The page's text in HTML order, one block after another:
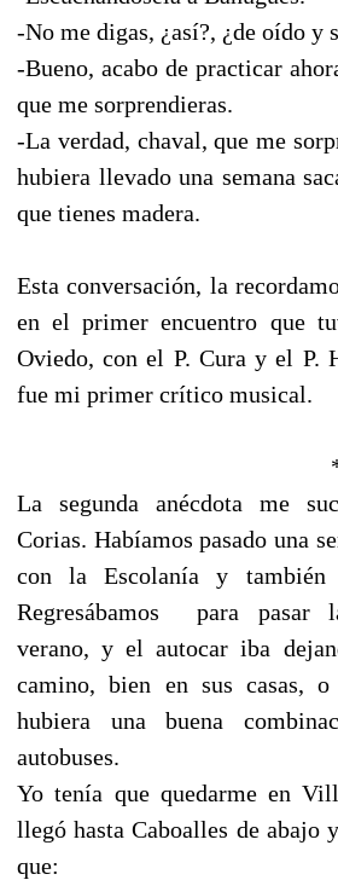
-No me digas, ¿así?, ¿de oído y
-Bueno, acabo de practicar
que me sorprendieras.
-La verdad, chaval, que me
hubiera llevado una semana
que tienes madera.
Esta conversación, la
en el primer encuentro que
Oviedo, con el P. Cura y el P.
fue mi primer crítico musical.
La segunda anécdota me
Corias. Habíamos pasado una
con la Escolanía y también
Regresábamos para pasar
verano, y el autocar iba
camino, bien en sus casas,
hubiera una buena
autobuses.
Yo tenía que quedarme en
llegó hasta Caboalles de abajo
que: